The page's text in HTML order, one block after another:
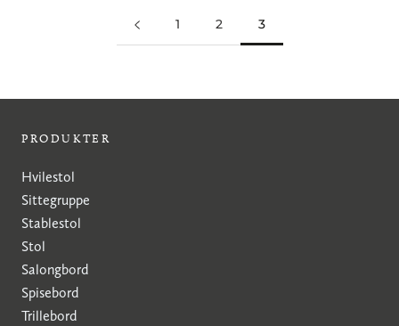
1 2 3
PRODUKTER
Hvilestol
Sittegruppe
Stablestol
Stol
Salongbord
Spisebord
Trillebord